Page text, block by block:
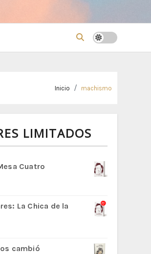
Inicio machismo
LIMITADOS
Cuatro
La Chica de la
cambió